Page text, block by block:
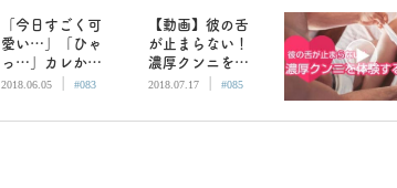
「今日すごく可
愛い…」「ひゃ
っ…」カレから
夢中で求め続け
2018.06.05 | #083
【動画】彼の舌
が止まらない！
濃厚クンニを体
験する方法
2018.07.17 | #085